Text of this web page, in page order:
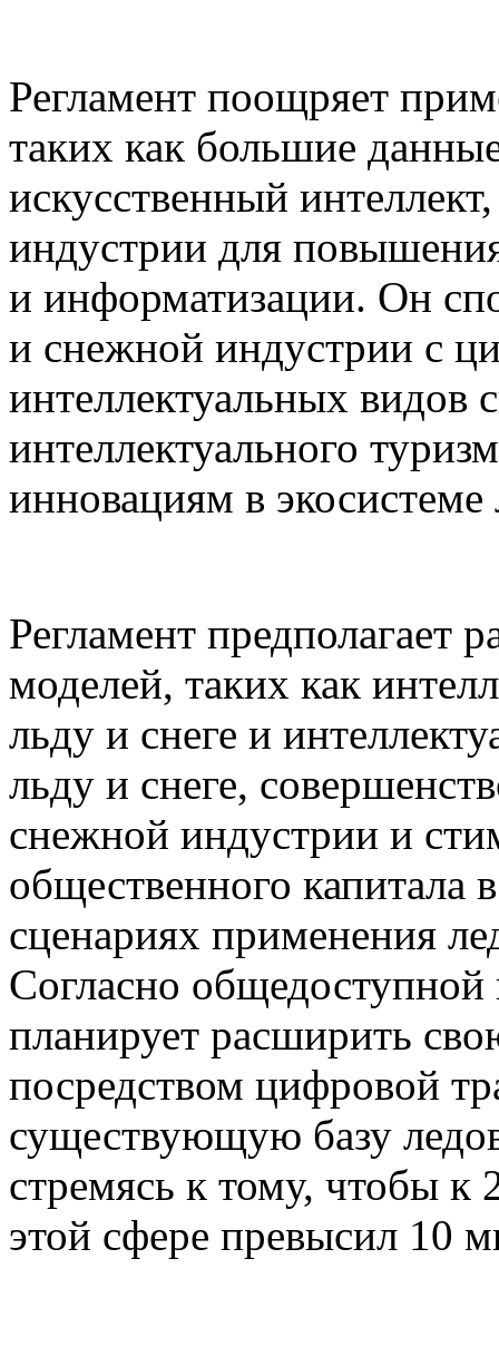
Регламент поощряет
таких как большие
искусственный
индустрии для
и информатизации. Он
и снежной индустрии с
интеллектуальных видов
интеллектуального
инновациям в
Регламент предполагает
моделей, таких как
льду и снеге и
льду и снеге,
снежной индустрии и
общественного капитала
сценариях применения
Согласно
планирует расширить
посредством цифровой
существующую базу
стремясь к тому, чтобы к
этой сфере превысил 10